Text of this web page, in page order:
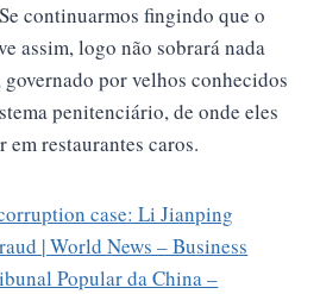
continuarmos fingindo que o
assim, logo não sobrará nada
por velhos conhecidos
penitenciário, de onde eles
em restaurantes caros.
case: Li Jianping
| World News – Business
Popular da China –